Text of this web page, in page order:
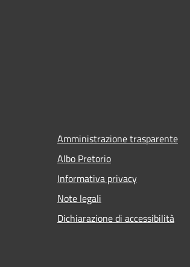
Amministrazione trasparente
Albo Pretorio
Informativa privacy
Note legali
Dichiarazione di accessibilità